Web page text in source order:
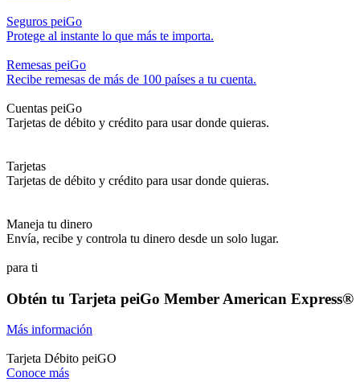
Seguros peiGo
Protege al instante lo que más te importa.
Remesas peiGo
Recibe remesas de más de 100 países a tu cuenta.
Cuentas peiGo
Tarjetas de débito y crédito para usar donde quieras.
Tarjetas
Tarjetas de débito y crédito para usar donde quieras.
Maneja tu dinero
Envía, recibe y controla tu dinero desde un solo lugar.
para ti
Obtén tu Tarjeta peiGo Member American Express®
Más información
Tarjeta Débito peiGO
Conoce más